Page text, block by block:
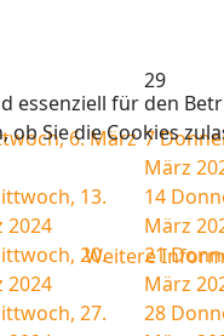
29
6. März 7
März
13.
2024
14
März
20.
2024
21
März
27.
28
essenziell für den
Sie die Cookies
Weitere